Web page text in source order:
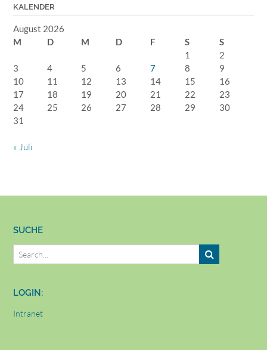
KALENDER
August 2026
M
D M D F S
S
1
2
3
4 5 6 7 8
9
10
11 12 13 14 15
16
17
18 19 20 21 22
23
24
25 26 27 28 29
30
31
« Juli
SUCHE
LOGIN:
Intranet